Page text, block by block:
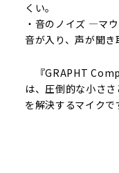
くい。
・音のノイズ ―マ
音が入り、声が聞き
『GRAPHT
は、圧倒的な小さ
を解決するマイクで